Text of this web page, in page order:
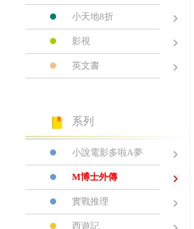
小天地8折
影視
英文書
系列
小說電影多啦A夢
M博士外傳
實戰推理
西遊記